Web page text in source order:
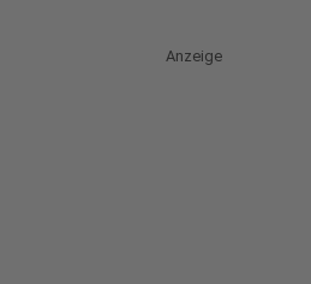
Anzeige